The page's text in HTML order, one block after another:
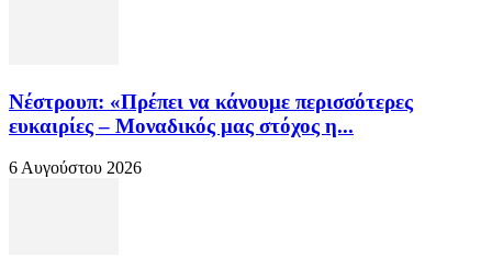
Νέστρουπ: «Πρέπει να κάνουμε περισσότερες
ευκαιρίες – Μοναδικός μας στόχος η...
6 Αυγούστου 2026